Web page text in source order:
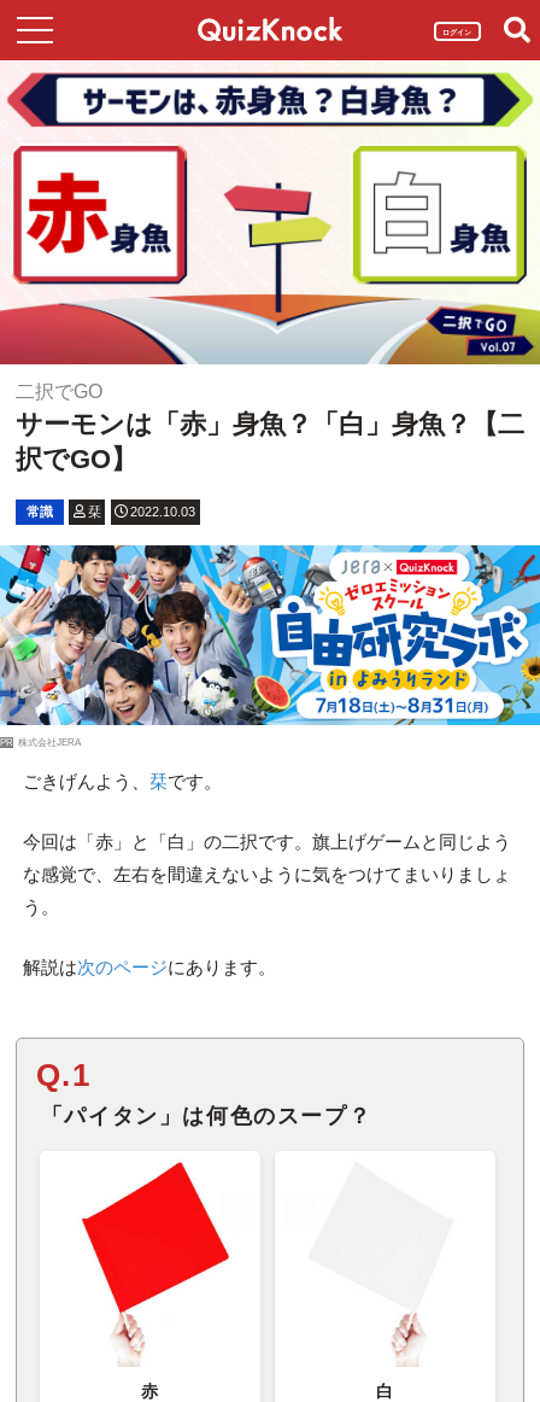
ログイン
二択でGO
サーモンは「赤」身魚？「白」身魚？【二
択でGO】
常識 栞 2022.10.03
PR 株式会社JERA
ごきげんよう、 栞です。
今回は「赤」と「白」の二択です。旗上げゲームと同じよう
な感覚で、左右を間違えないように気をつけてまいりましょ
う。
解説は次のページにあります。
Q.1
「パイタン」は何色のスープ？
赤 白